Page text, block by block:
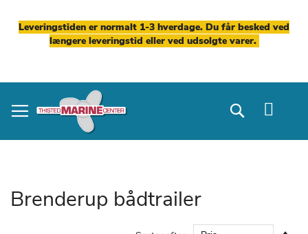
Leveringstiden er normalt 1-3 hverdage. Du får besked ved
længere leveringstid eller ved udsolgte varer.
to
Content
Search
Brenderup bådtrailer